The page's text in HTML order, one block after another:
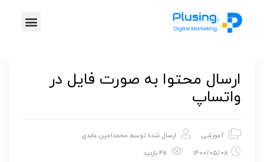
ارسال محتوا به صورت فایل در
واتساپ
آموزشی ارسال شده توسط محمدامین عابدی
1400/05/08